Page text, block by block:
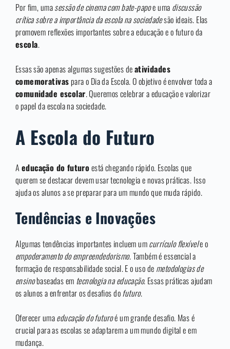
Por fim, umasessão de cinema com bate-papoe uma discussão
crítica sobre a importância da escola na sociedadesão ideais. Elas
promovem reflexões importantes sobre a educação e o futuro da
escola.
Essas são apenas algumas sugestões deatividades
comemorativaspara o Dia da Escola. O objetivo é envolver toda a
comunidade escolar. Queremos celebrar a educação e valorizar
o papel da escola na sociedade.
A Escola do Futuro
A educação do futuroestá chegando rápido. Escolas que
querem se destacar devem usar tecnologia e novas práticas. Isso
ajuda os alunos a se preparar para um mundo que muda rápido.
Tendências e Inovações
Algumas tendências importantes incluem umcurrículo flexívele o
empoderamento do empreendedorismo. Também é essencial a
formação de responsabilidade social. E o uso de metodologias de
ensinobaseadas em tecnologia na educação. Essas práticas ajudam
os alunos a enfrentar os desafios dofuturo.
Oferecer umaeducação do futuroé um grande desafio. Mas é
crucial para as escolas se adaptarem a um mundo digital e em
mudança.